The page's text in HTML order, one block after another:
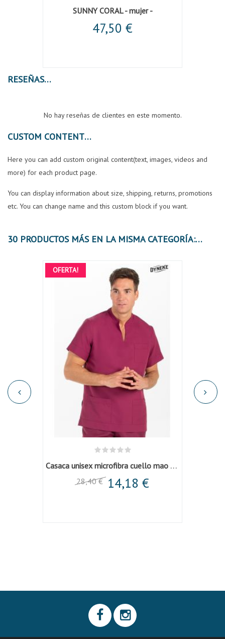
SUNNY CORAL - mujer -
47,50 €
RESEÑAS
No hay reseñas de clientes en este momento.
CUSTOM CONTENT
Here you can add custom original content(text, images, videos and
more) for each product page.
You can display information about size, shipping, returns, promotions
etc. You can change name and this custom block if you want.
30 PRODUCTOS MÁS EN LA MISMA CATEGORÍA:
OFERTA!
Casaca unisex microfibra cuello mao granate
28,40 € 14,18 €